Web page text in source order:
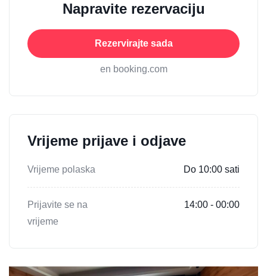
Napravite rezervaciju
Rezervirajte sada
en booking.com
Vrijeme prijave i odjave
Vrijeme polaska Do 10:00 sati
Prijavite se na
vrijeme
14:00 - 00:00